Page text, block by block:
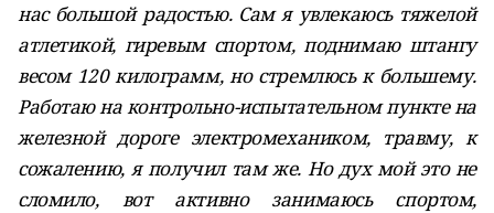
нас большой радостью. Сам я увлекаюсь тяжелой
атлетикой, гиревым спортом, поднимаю штангу
весом 120 килограмм, но стремлюсь к большему.
Работаю на контрольно-испытательном пункте на
железной дороге электромехаником, травму, к
сожалению, я получил там же. Но дух мой это не
сломило, вот активно занимаюсь спортом,